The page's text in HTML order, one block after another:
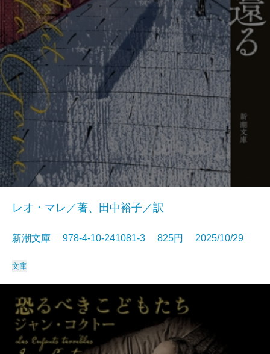
レオ・マレ／著、田中裕子／訳
新潮文庫 978-4-10-241081-3 825円 2025/10/29
文庫